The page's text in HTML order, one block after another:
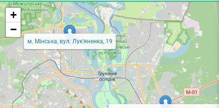
м. Мінська, вул. Лук'яненка, 19
+
−